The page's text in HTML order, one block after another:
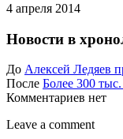
4 апреля 2014
Новости в
До Алексей Ледяев
После Более 300
Комментариев нет
Leave a comment